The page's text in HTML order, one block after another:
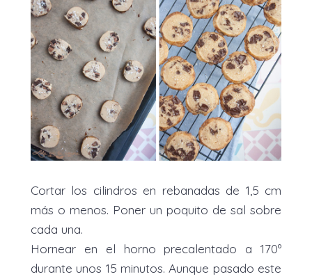
Cortar los cilindros en rebanadas de 1,5 cm
más o menos. Poner un poquito de sal sobre
cada una.
Hornear en el horno precalentado a 170º
durante unos 15 minutos. Aunque pasado este